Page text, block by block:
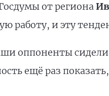
от региона
работу, и эту
оппоненты
ещё раз